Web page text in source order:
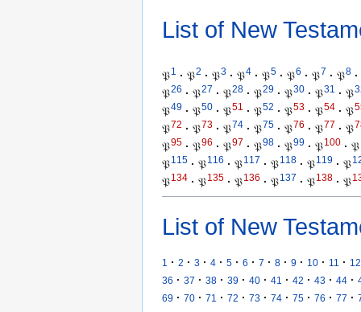
List of New
𝔓1 · 𝔓2 · 𝔓3 · 𝔓4 · 𝔓5 · 𝔓6 · 𝔓7 · 𝔓8 ·
𝔓26 · 𝔓27 · 𝔓28 · 𝔓29 · 𝔓30 · 𝔓31 · 𝔓
𝔓49 · 𝔓50 · 𝔓51 · 𝔓52 · 𝔓53 · 𝔓54 · 𝔓
𝔓72 · 𝔓73 · 𝔓74 · 𝔓75 · 𝔓76 · 𝔓77 · 𝔓
𝔓95 · 𝔓96 · 𝔓97 · 𝔓98 · 𝔓99 · 𝔓100 · 𝔓
𝔓115 · 𝔓116 · 𝔓117 · 𝔓118 · 𝔓119 · 𝔓
𝔓134 · 𝔓135 · 𝔓136 · 𝔓137 · 𝔓138 · 𝔓
List of New
1 · 2 · 3 · 4 · 5 · 6 · 7 · 8 · 9 · 10 · 11 · 12
36 · 37 · 38 · 39 · 40 · 41 · 42 · 43 · 44 ·
69 · 70 · 71 · 72 · 73 · 74 · 75 · 76 · 77 ·